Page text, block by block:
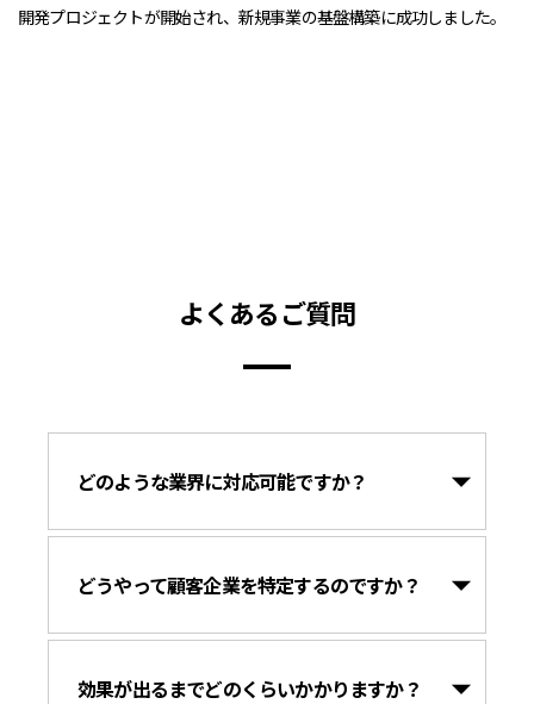
開発プロジェクトが開始され、新規事業の基盤構築に成功しました。
よくあるご質問
どのような業界に対応可能ですか？
どうやって顧客企業を特定するのですか？
効果が出るまでどのくらいかかりますか？